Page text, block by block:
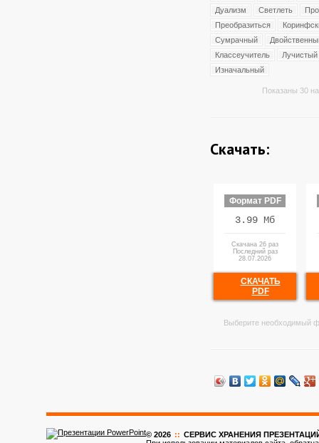
Дуализм
Светлеть
Преобразиться
Сумрачный
Классеучитель
Лучистый
Изначальный
Показаны 30
Скачать:
Формат PDF
3.99 Мб
Скачана 26 раз
Последний раз
28.07.2026
СКАЧАТЬ
PDF
Выберите необходимый
© 2026 :: CЕРВИС ХРАНЕНИЯ ПРЕЗЕНТАЦИЙ